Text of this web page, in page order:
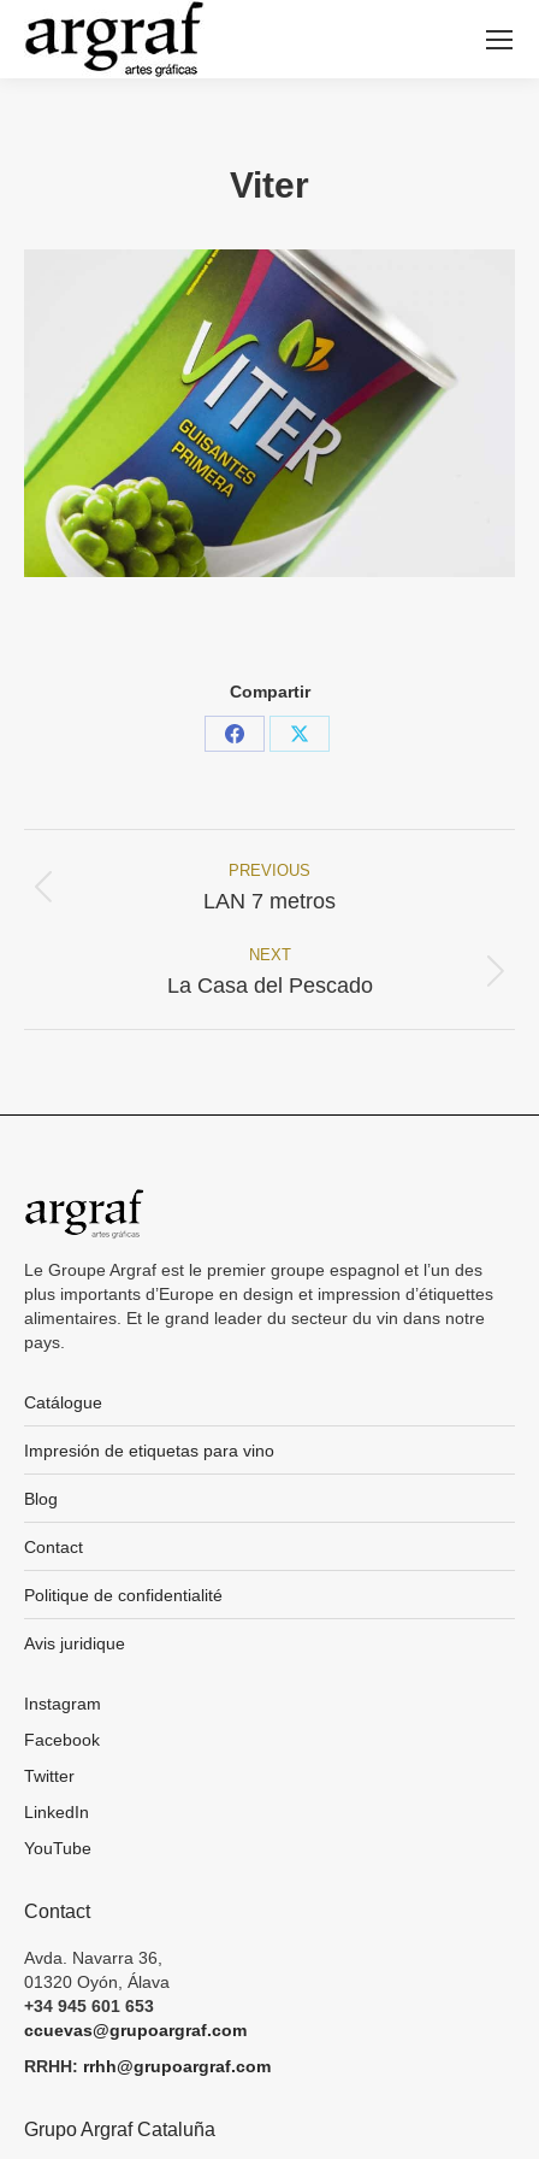
Viter
Compartir
Share
Share
Navigation
PREVIOUS
Onglet
LAN 7 metros
NEXT
Projets
La Casa del Pescado
Le Groupe Argraf est le premier groupe espagnol et l’un des
plus importants d’Europe en design et impression d’étiquettes
alimentaires. Et le grand leader du secteur du vin dans notre
pays.
Catálogue
Impresión de etiquetas para vino
Blog
Contact
Politique de confidentialité
Avis juridique
Instagram
Facebook
Twitter
LinkedIn
YouTube
Contact
Avda. Navarra 36,
01320 Oyón, Álava
+34 945 601 653
ccuevas@grupoargraf.com
RRHH: rrhh@grupoargraf.com
Grupo Argraf Cataluña